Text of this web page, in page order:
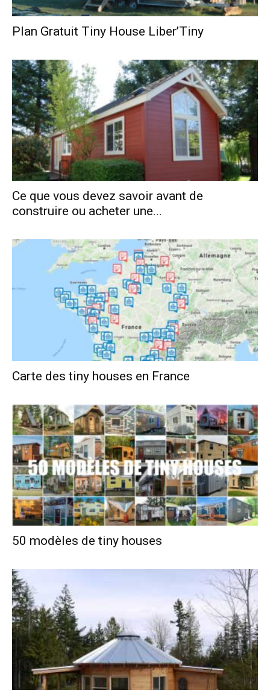
Plan Gratuit Tiny House Liber’Tiny
Ce que vous devez savoir avant de
construire ou acheter une...
Carte des tiny houses en France
50 modèles de tiny houses